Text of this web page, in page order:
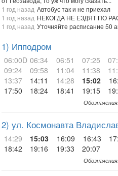
1 год назад Автобус так и не приехал
1 год назад НЕКОГДА НЕ ЕЗДЯТ ПО
1 год назад Уточняйте расписание 50
1) Ипподром
06:00D 06:34 06:51 07:25
09:24
09:58 11:04 11:38
13:37
14:11 14:28 15:02
17:50
18:24 18:41 19:15
2) ул. Космонавта
14:29 15:03 16:09 16:43
18:42
19:16 19:33 20:07